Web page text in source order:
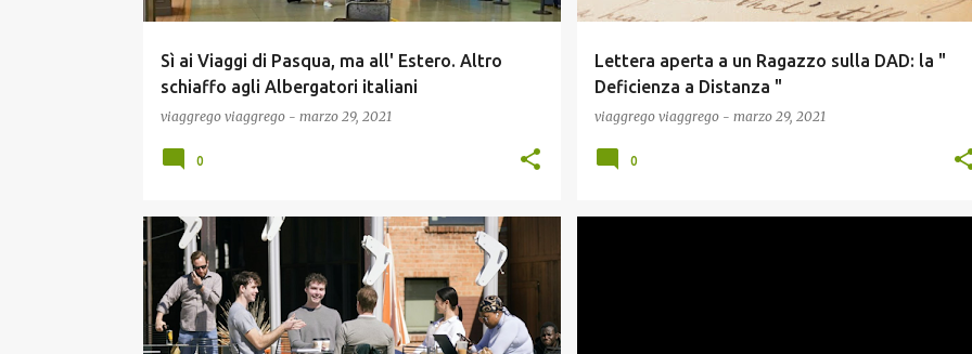
Sì ai Viaggi di Pasqua, ma all' Estero. Altro
schiaffo agli Albergatori italiani
viaggrego viaggrego - marzo 29, 2021
0
Lettera aperta a un Ragazzo sulla DAD: la "
Deficienza a Distanza "
viaggrego viaggrego - marzo 29, 2021
0
COVID19 NEWS